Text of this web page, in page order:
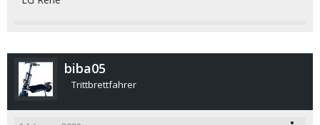
biba05
Trittbrettfahrer